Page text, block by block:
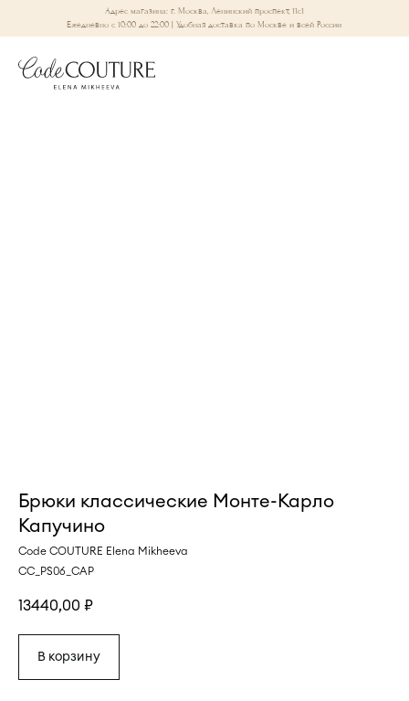
Адрес магазина: г. Москва, Ленинский проспект, 11с1
Ежедневно с 10:00 до 22:00 | Удобная доставка по Москве и всей России
Брюки классические Монте-Карло
Капучино
Code COUTURE Elena Mikheeva
CC_PS06_CAP
13440,00 ₽
В корзину